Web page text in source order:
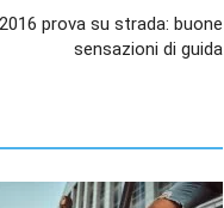
prova su strada: buone
sensazioni di guida